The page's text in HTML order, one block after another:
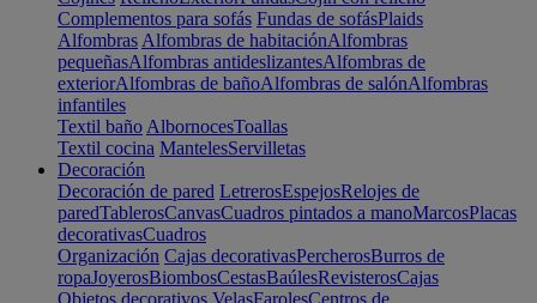
Complementos para sofás Fundas de sofásPlaids
Alfombras Alfombras de habitaciónAlfombras
pequeñasAlfombras antideslizantesAlfombras de
exteriorAlfombras de bañoAlfombras de salónAlfombras
infantiles
Textil baño AlbornocesToallas
Textil cocina MantelesServilletas
Decoración
Decoración de pared LetrerosEspejosRelojes de
paredTablerosCanvasCuadros pintados a manoMarcosPlacas
decorativasCuadros
Organización Cajas decorativasPercherosBurros de
ropaJoyerosBiombosCestasBaúlesRevisterosCajas
Objetos decorativos VelasFarolesCentros de